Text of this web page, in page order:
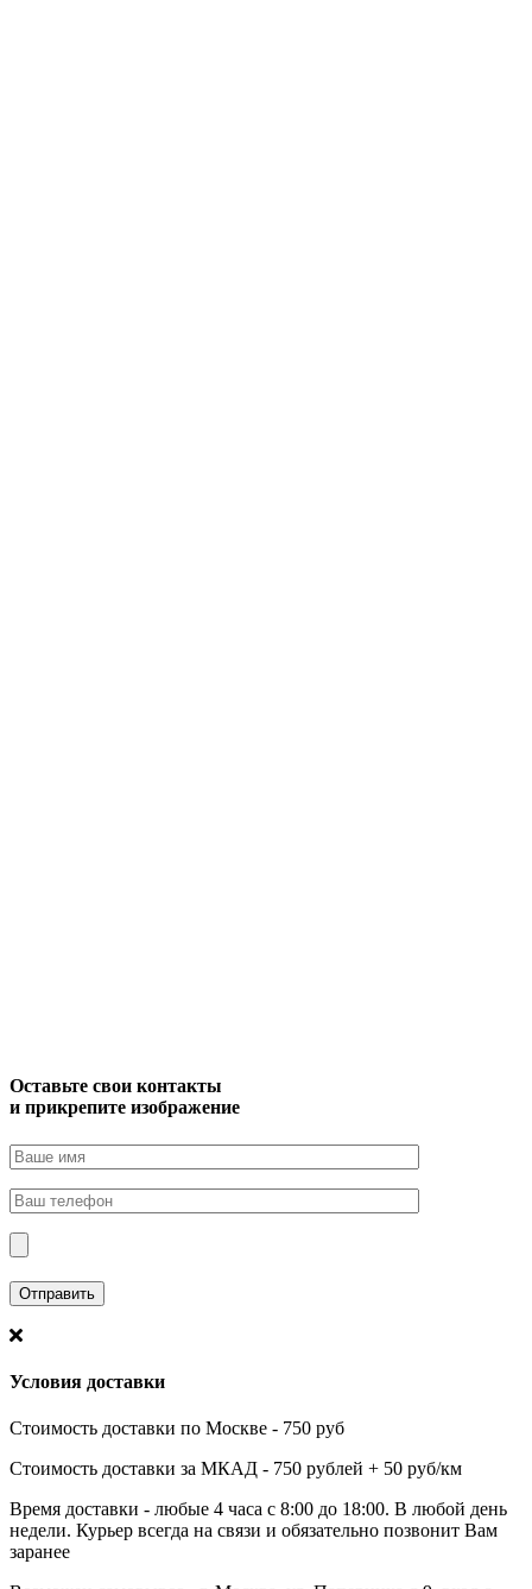
Оставьте свои контакты
и прикрепите изображение
Условия доставки
Стоимость доставки по Москве - 750 руб
Стоимость доставки за МКАД - 750 рублей + 50 руб/км
Время доставки - любые 4 часа с 8:00 до 18:00. В любой день
недели. Курьер всегда на связи и обязательно позвонит Вам
заранее